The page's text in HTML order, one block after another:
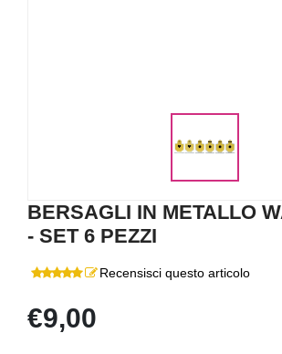
BERSAGLI IN METALLO
- SET 6 PEZZI
Recensisci questo articolo
€9,00